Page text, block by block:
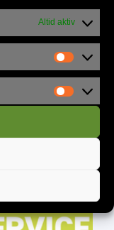
Altid aktiv